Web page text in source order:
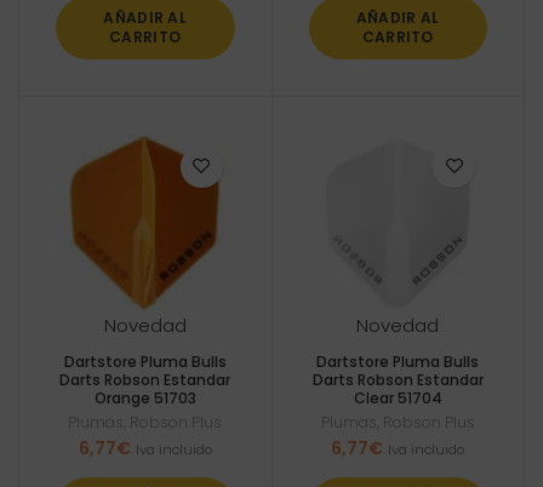
AÑADIR AL
CARRITO
AÑADIR AL
CARRITO
Novedad
Dartstore Pluma Bulls
Darts Robson Estandar
Orange 51703
Plumas Robson Plus
6,77€ Iva incluido
Novedad
Dartstore Pluma Bulls
Darts Robson Estandar
Clear 51704
Plumas Robson Plus
6,77€ Iva incluido